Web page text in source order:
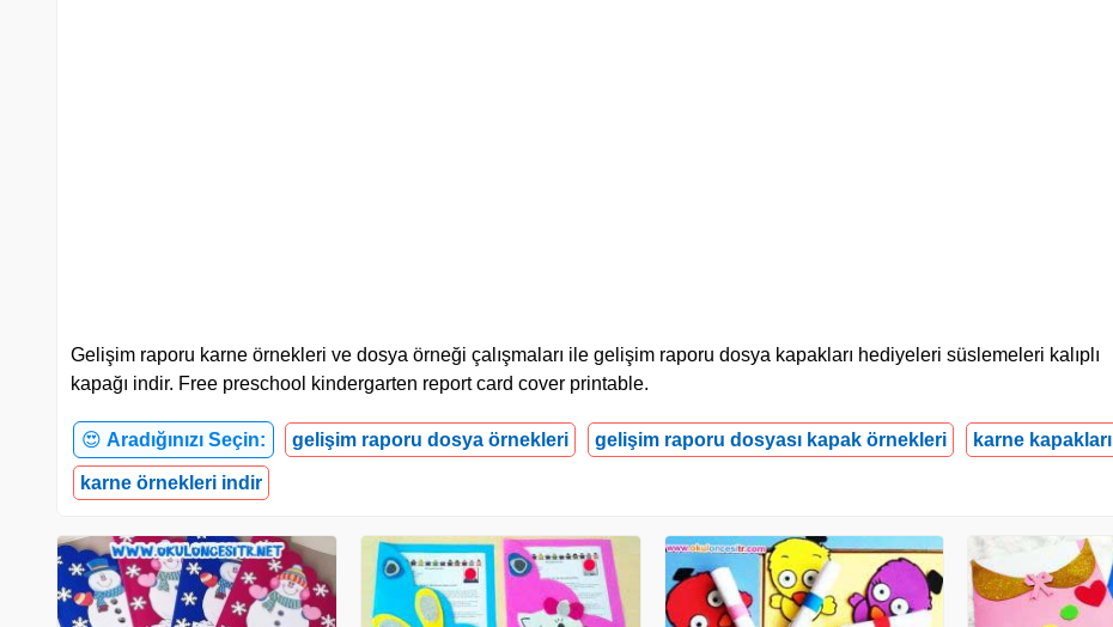
Gelişim raporu karne örnekleri ve dosya örneği çalışmaları ile gelişim raporu dosya kapakları hediyeleri süslemeleri kalıplı
kapağı indir. Free preschool kindergarten report card cover printable.
😍 Aradığınızı Seçin: gelişim raporu dosya örnekleri gelişim raporu dosyası kapak örnekleri karne kapakları
karne örnekleri indir